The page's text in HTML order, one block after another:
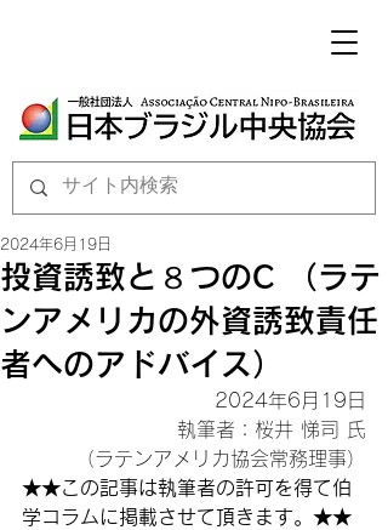
投資誘致と８つのC （ラテ
ンアメリカの外資誘致責任
者へのアドバイス）
2024年6月19日
2024年6月19日
執筆者：桜井 悌司 氏
（ラテンアメリカ協会常務理事）
★★この記事は執筆者の許可を得て伯
学コラムに掲載させて頂きます。★★